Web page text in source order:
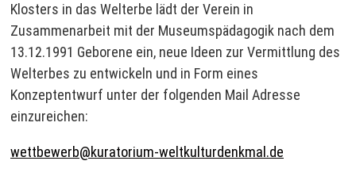
Klosters in das Welterbe lädt der Verein in
Zusammenarbeit mit der Museumspädagogik nach dem
13.12.1991 Geborene ein, neue Ideen zur Vermittlung des
Welterbes zu entwickeln und in Form eines
Konzeptentwurf unter der folgenden Mail Adresse
einzureichen:
wettbewerb@kuratorium-weltkulturdenkmal.de